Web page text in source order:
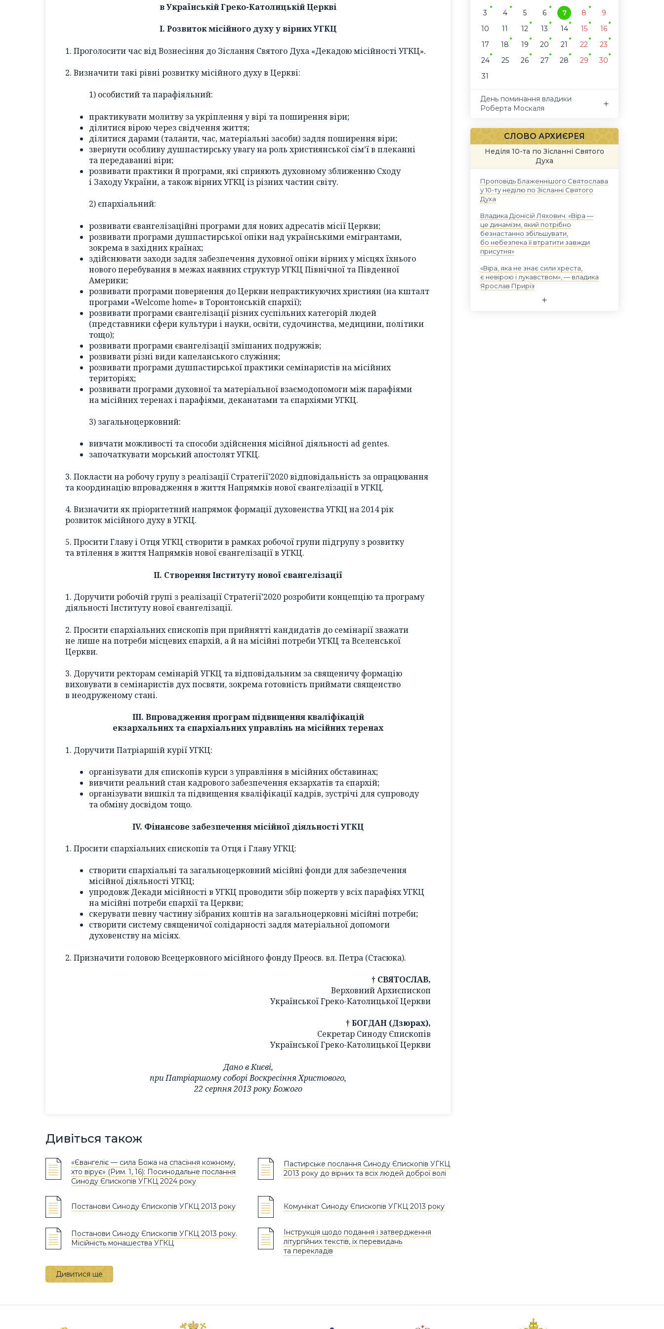
в Українській Греко-Католицькій Церкві
І. Розвиток місійного духу у вірних УГКЦ
1. Проголосити час від Вознесіння до Зіслання Святого Духа «Декадою місійності УГКЦ».
2. Визначити такі рівні розвитку місійного духу в Церкві:
1) особистий та парафіяльний:
практикувати молитву за укріплення у вірі та поширення віри;
ділитися вірою через свідчення життя;
ділитися дарами (таланти, час, матеріальні засоби) задля поширення віри;
звернути особливу душпастирську увагу на роль християнської сім’ї в плеканні
та передаванні віри;
розвивати практики й програми, які сприяють духовному зближенню Сходу
і Заходу України, а також вірних УГКЦ із різних частин світу.
2) єпархіальний:
розвивати євангелізаційні програми для нових адресатів місії Церкви;
розвивати програми душпастирської опіки над українськими емігрантами,
зокрема в західних країнах;
здійснювати заходи задля забезпечення духовної опіки вірних у місцях їхнього
нового перебування в межах наявних структур УГКЦ Північної та Південної
Америки;
розвивати програми повернення до Церкви непрактикуючих християн (на кшталт
програми «Welcome home» в Торонтонській єпархії);
розвивати програми євангелізації різних суспільних категорій людей
(представники сфери культури і науки, освіти, судочинства, медицини, політики
тощо);
розвивати програми євангелізації змішаних подружжів;
розвивати різні види капеланського служіння;
розвивати програми душпастирської практики семінаристів на місійних
територіях;
розвивати програми духовної та матеріальної взаємодопомоги між парафіями
на місійних теренах і парафіями, деканатами та єпархіями УГКЦ.
3) загальноцерковний:
вивчати можливості та способи здійснення місійної діяльності ad gentes.
започаткувати морський апостолят УГКЦ.
3. Покласти на робочу групу з реалізації Стратегії’2020 відповідальність за опрацювання
та координацію впровадження в життя Напрямків нової євангелізації в УГКЦ.
4. Визначити як пріоритетний напрямок формації духовенства УГКЦ на 2014 рік
розвиток місійного духу в УГКЦ.
5. Просити Главу і Отця УГКЦ створити в рамках робочої групи підгрупу з розвитку
та втілення в життя Напрямків нової євангелізації в УГКЦ.
ІІ. Створення Інституту нової євангелізації
1. Доручити робочій групі з реалізації Стратегії’2020 розробити концепцію та програму
діяльності Інституту нової євангелізації.
2. Просити єпархіальних єпископів при прийнятті кандидатів до семінарії зважати
не лише на потреби місцевих єпархій, а й на місійні потреби УГКЦ та Вселенської
Церкви.
3. Доручити ректорам семінарій УГКЦ та відповідальним за священичу формацію
виховувати в семінаристів дух посвяти, зокрема готовність приймати священство
в неодруженому стані.
ІІІ. Впровадження програм підвищення кваліфікацій
екзархальних та єпархіальних управлінь на місійних теренах
1. Доручити Патріаршій курії УГКЦ:
організувати для єпископів курси з управління в місійних обставинах;
вивчити реальний стан кадрового забезпечення екзархатів та єпархій;
організувати вишкіл та підвищення кваліфікації кадрів, зустрічі для супроводу
та обміну досвідом тощо.
IV. Фінансове забезпечення місійної діяльності УГКЦ
1. Просити єпархіальних єпископів та Отця і Главу УГКЦ:
створити єпархіальні та загальноцерковний місійні фонди для забезпечення
місійної діяльності УГКЦ;
упродовж Декади місійності в УГКЦ проводити збір пожертв у всіх парафіях УГКЦ
на місійні потреби єпархії та Церкви;
скерувати певну частину зібраних коштів на загальноцерковні місійні потреби;
створити систему священичої солідарності задля матеріальної допомоги
духовенству на місіях.
2. Призначити головою Всецерковного місійного фонду Преосв. вл. Петра (Стасюка).
† СВЯТОСЛАВ,
Верховний Архиєпископ
Української Греко-Католицької Церкви
† БОГДАН (Дзюрах),
Секретар Синоду Єпископів
Української Греко-Католицької Церкви
Дано в Києві,
при Патріаршому соборі Воскресіння Христового,
22 серпня 2013 року Божого
Дивіться також
«Євангеліє — сила Божа на спасіння кожному,
хто вірує» (Рим. 1, 16): Посинодальне послання
Синоду Єпископів УГКЦ 2024 року
Пастирське послання Синоду Єпископів УГКЦ
2013 року до вірних та всіх людей доброї волі
Постанови Синоду Єпископів УГКЦ 2013 року Комунікат Синоду Єпископів УГКЦ 2013 року
Постанови Синоду Єпископів УГКЦ 2013 року.
Місійність монашества УГКЦ
Інструкція щодо подання і затвердження
літургійних текстів, їх перевидань
та перекладів
Дивитися ще
3
4 5 6 7 8
9
10
11 12 13 14 15
16
17
18 19 20 21 22
23
24
25 26 27 28 29
30
31
День поминання владики
Роберта Москаля
СЛОВО АРХИЄРЕЯ
Неділя 10-та по Зісланні Святого
Духа
Проповідь Блаженнішого Святослава
у 10-ту неділю по Зісланні Святого
Духа
Владика Діонісій Ляхович: «Віра —
це динамізм, який потрібно
безнастанно збільшувати,
бо небезпека її втратити завжди
присутня»
«Віра, яка не знає сили хреста,
є невірою і лукавством», — владика
Ярослав Приріз